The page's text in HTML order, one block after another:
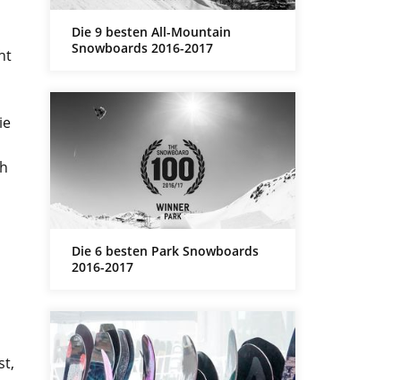
Die 9 besten All-Mountain
Snowboards 2016-2017
Die 6 besten Park Snowboards
2016-2017